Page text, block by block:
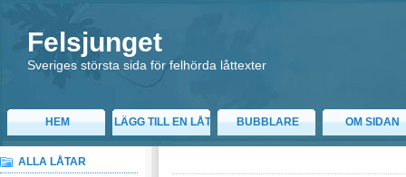
Felsjunget
Sveriges största sida för felhörda låttexter
HEM LÄGG TILL EN LÅT BUBBLARE OM SIDAN
ALLA LÅTAR